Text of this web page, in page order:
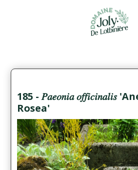
185 - 𝑃𝑎𝑒𝑜𝑛𝑖𝑎 𝑜𝑓𝑓𝑖𝑐𝑖𝑛𝑎𝑙𝑖𝑠
Rosea'